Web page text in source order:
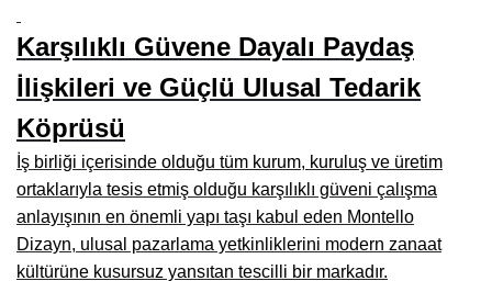
Mardin Mobilyacılar, Mağazaları, İmalatçıları
Diyarbakır Mobilyacılar, Mobilya Firmaları, İmalatçıları
Şanlıurfa Mobilyacılar, Mobilya Mağazaları, Firmaları
Trabzon Mobilyacılar, Mobilya İmalatçıları, Mağazaları
Erzurum Mobilyacılar, Mobilya İmalatçıları, Mağazaları
Afyon Mobilyacılar, Mobilya Mağazaları, İmalatçıları
Karşılıklı Güvene Dayalı Paydaş
İlişkileri ve Güçlü Ulusal Tedarik
Köprüsü
İş birliği içerisinde olduğu tüm kurum, kuruluş ve üretim
ortaklarıyla tesis etmiş olduğu karşılıklı güveni çalışma
anlayışının en önemli yapı taşı kabul eden Montello
Dizayn, ulusal pazarlama yetkinliklerini modern zanaat
kültürüne kusursuz yansıtan tescilli bir markadır.